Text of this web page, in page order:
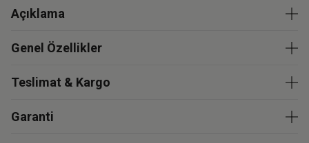
Açıklama
Genel Özellikler
Teslimat & Kargo
Garanti